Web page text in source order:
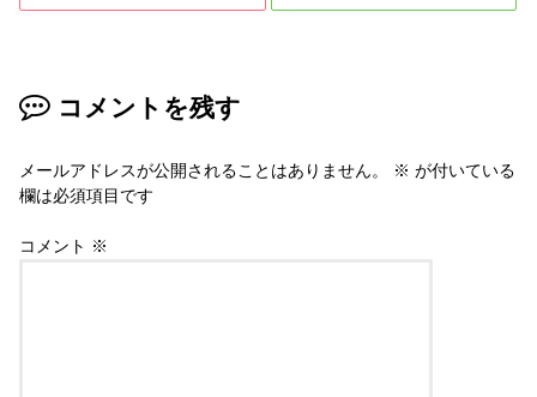
コメントを残す
メールアドレスが公開されることはありません。 ※ が付いている
欄は必須項目です
コメント ※